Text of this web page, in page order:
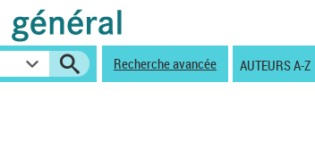
Recherche avancée AUTEURS A-Z